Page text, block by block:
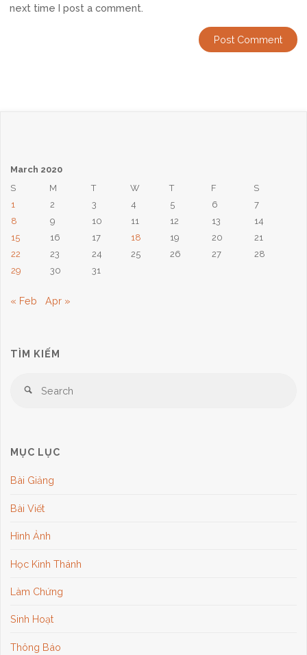
next time I post a comment.
March 2020
S
M T W T F
S
1
2 3 4 5 6
7
8
9 10 11 12 13
14
15
16 17 18 19 20
21
22
23 24 25 26 27
28
29
30 31
« Feb Apr »
TÌM KIẾM
Search
MỤC LỤC
Bài Giảng
Bài Viết
Hình Ảnh
Học Kinh Thánh
Làm Chứng
Sinh Hoạt
Thông Báo